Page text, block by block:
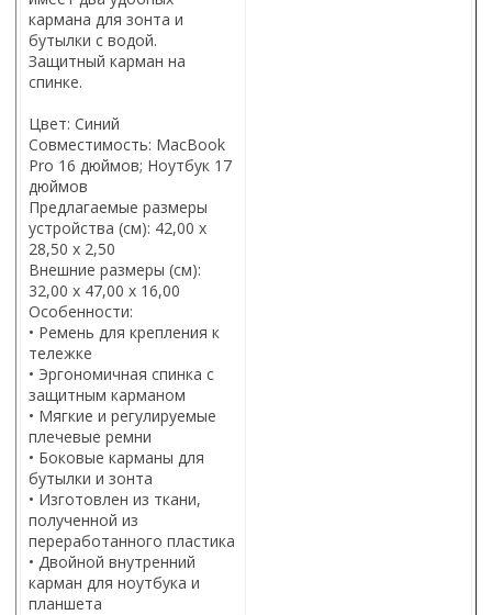
кармана для зонта и
бутылки с водой.
Защитный карман на
спинке.
Цвет: Синий
Совместимость: MacBook
Pro 16 дюймов; Ноутбук 17
дюймов
Предлагаемые размеры
устройства (см): 42,00 x
28,50 x 2,50
Внешние размеры (см):
32,00 x 47,00 x 16,00
Особенности:
• Ремень для крепления к
тележке
• Эргономичная спинка с
защитным карманом
• Мягкие и регулируемые
плечевые ремни
• Боковые карманы для
бутылки и зонта
• Изготовлен из ткани,
полученной из
переработанного пластика
• Двойной внутренний
карман для ноутбука и
планшета